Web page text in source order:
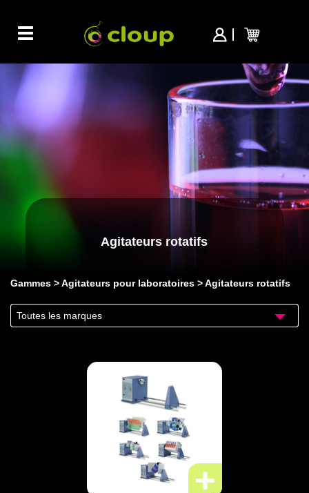
Toggle
navigation
Agitateurs rotatifs
Gammes Agitateurs pour laboratoires Agitateurs rotatifs
Toutes les marques